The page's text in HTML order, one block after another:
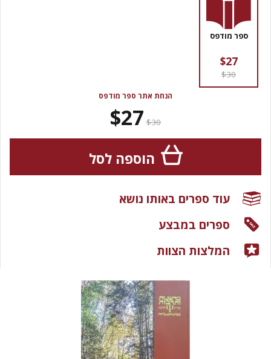
ספר מודפס
$27
$30
הנחת אתר ספר מודפס
$30
$27
הוספה לסל
עוד ספרים באותו נושא
ספרים במבצע
המלצות הצוות